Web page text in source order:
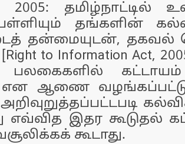
2005:
தங்களின்
தன்மையுடன், தகவல்
to Information Act,
பலகைகளில் கட்டாயம்
ஆணை
எவ்வித இதர கூடுதல்
கூடாது.